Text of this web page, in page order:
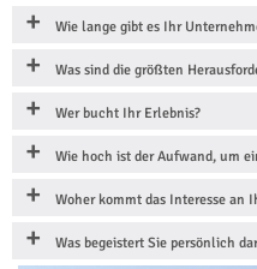
Wie lange gibt es Ihr
Was sind die größten
Wer bucht Ihr Erlebnis?
Wie hoch ist der Aufwand, um
Woher kommt das Interesse an
Was begeistert Sie persönlich